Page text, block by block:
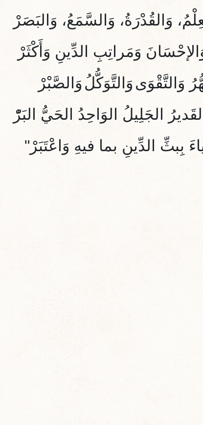
وَالقُدْرَةُ، وَالسَّمَعُ، وَالبَصَرْ
وَمَراتِبِ الدِّين ِ وَأَكْثَرْ
وَ التَّقْوَى وَالتَّوَكُّلُ وَالصَّبْر
الجَلِيلُ الوَاحِدُ الحَيُّ البَرّْ
بِبثِّ الدِّينِ بما فيهِ وَاعْتَبَرْ"